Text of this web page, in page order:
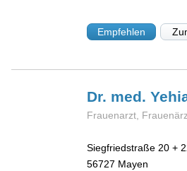
Empfehlen
Dr. med.
Frauenarzt,
Siegfriedstraße 20 +
56727 Mayen